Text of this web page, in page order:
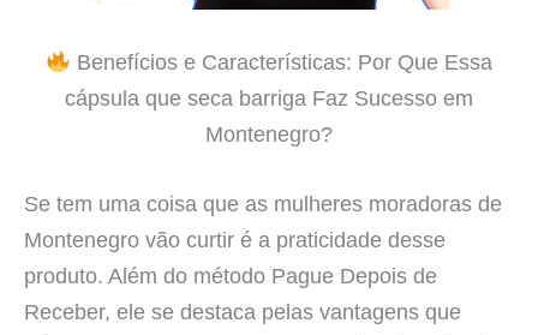
Benefícios e Características: Por Que Essa
cápsula que seca barriga Faz Sucesso em
Montenegro?
Se tem uma coisa que as mulheres moradoras de
Montenegro vão curtir é a praticidade desse
produto. Além do método Pague Depois de
Receber, ele se destaca pelas vantagens que